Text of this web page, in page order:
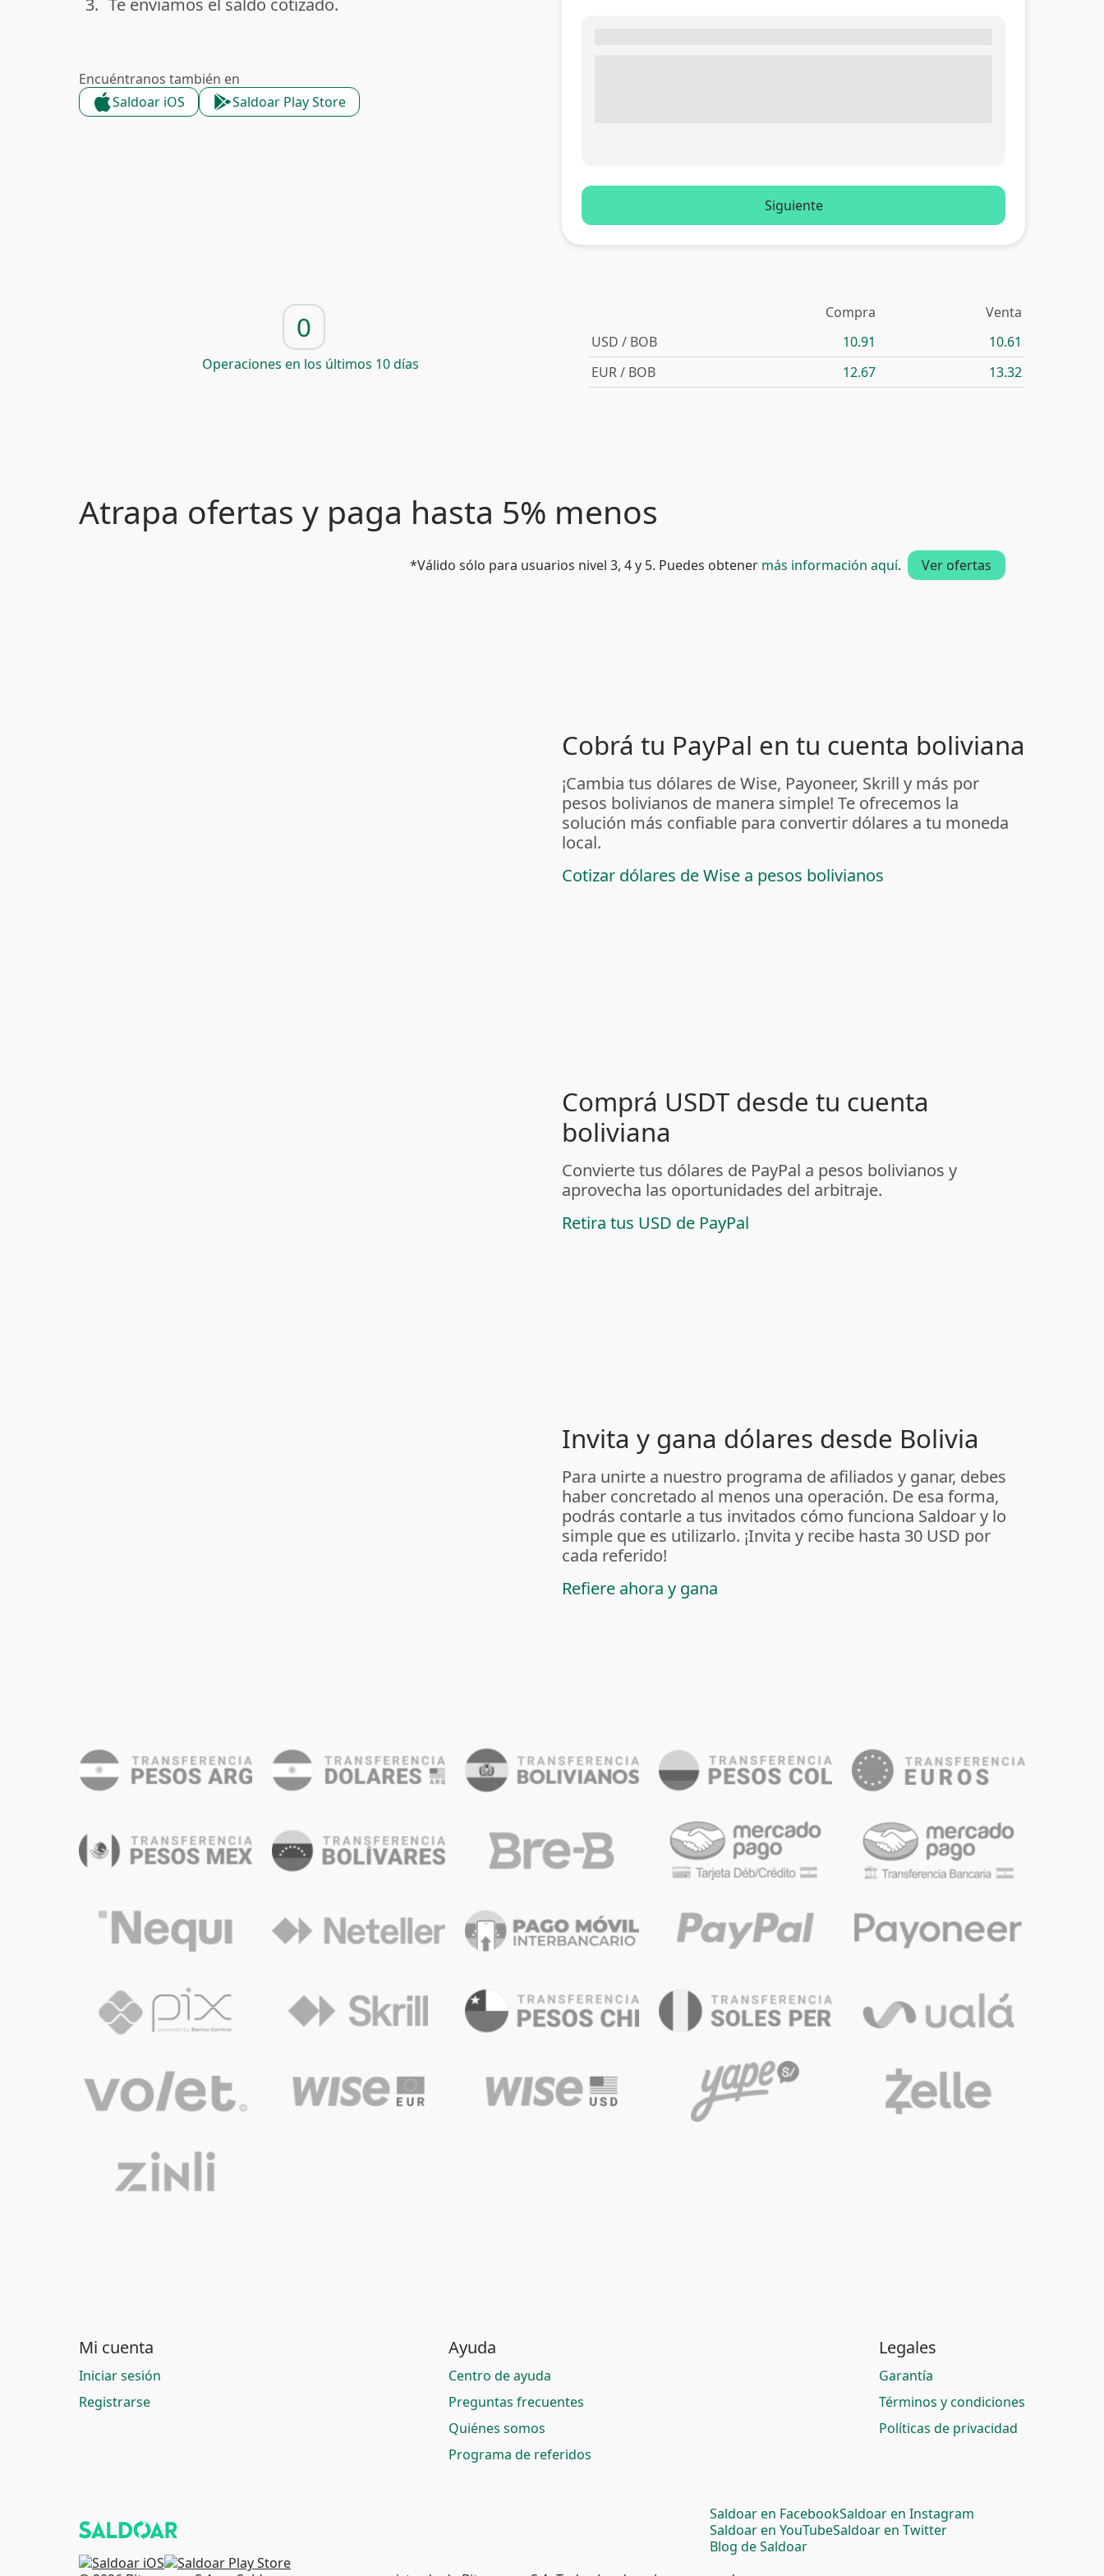
done
3. Te enviamos el saldo cotizado.
Encuéntranos también en
Saldoar iOS
Saldoar Play Store
Siguiente
0
Operaciones en los últimos 10 días
Compra
Venta
USD / BOB
10.91
10.61
EUR / BOB
12.67 13.32
Atrapa ofertas y paga hasta 5% menos
*Válido sólo para usuarios nivel 3, 4 y 5. Puedes obtener más información aquí. Ver ofertas
Cobrá tu PayPal en tu cuenta boliviana
¡Cambia tus dólares de Wise, Payoneer, Skrill y más por
pesos bolivianos de manera simple! Te ofrecemos la
solución más confiable para convertir dólares a tu moneda
local.
Cotizar dólares de Wise a pesos bolivianos
Comprá USDT desde tu cuenta
boliviana
Convierte tus dólares de PayPal a pesos bolivianos y
aprovecha las oportunidades del arbitraje.
Retira tus USD de PayPal
Invita y gana dólares desde Bolivia
Para unirte a nuestro programa de afiliados y ganar, debes
haber concretado al menos una operación. De esa forma,
podrás contarle a tus invitados cómo funciona Saldoar y lo
simple que es utilizarlo. ¡Invita y recibe hasta 30 USD por
cada referido!
Refiere ahora y gana
Mi cuenta
Iniciar sesión
Registrarse
Ayuda
Centro de ayuda
Preguntas frecuentes
Quiénes somos
Programa de referidos
Legales
Garantía
Términos y condiciones
Políticas de privacidad
Saldoar en FacebookSaldoar en Instagram
Saldoar en YouTubeSaldoar en Twitter
Blog de Saldoar